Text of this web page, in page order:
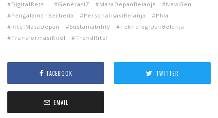
DigitalRetail
GenerasiZ MasaDepanBelanja
NewGen
PengalamanBerbeda
PersonalisasiBelanja
Phia
RitelMasaDepan
Sustainability
TeknologiDanBelanja
TransformasiRitel
TrendRitel
FACEBOOK TWITTER
EMAIL